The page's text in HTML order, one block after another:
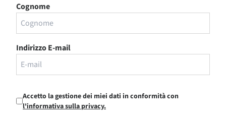
Cognome
Indirizzo E-mail
Accetto la gestione dei miei dati in conformità con
l'informativa sulla privacy.